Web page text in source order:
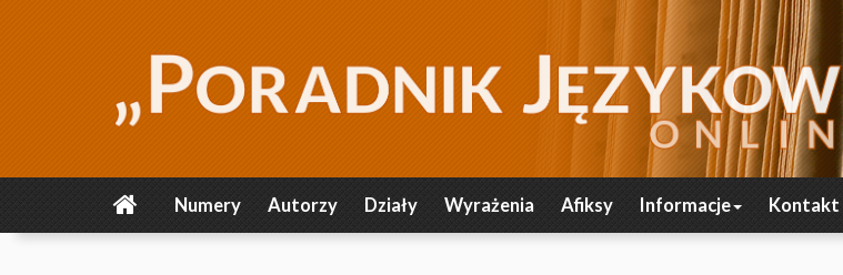
Numery Autorzy Działy Wyrażenia Afiksy Informacje Kontakt